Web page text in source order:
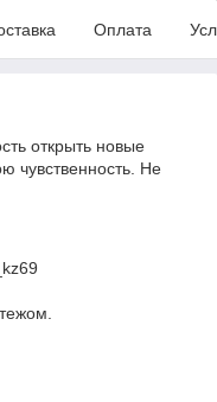
Оплата
открыть новые
чувственность. Не